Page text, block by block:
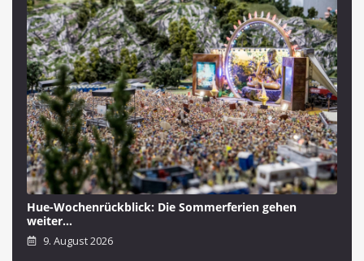
Hue-Wochenrückblick: Die Sommerferien gehen
weiter…
9. August 2026